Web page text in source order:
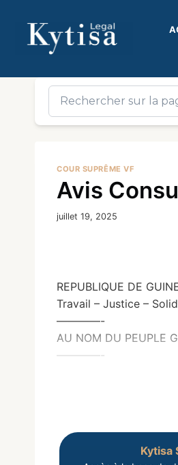
COUR SUPRÊME VF
Avis
juillet 19, 2025
REPUBLIQUE DE
Travail – Justice –
————-
AU NOM DU PEUPLE
Kytisa